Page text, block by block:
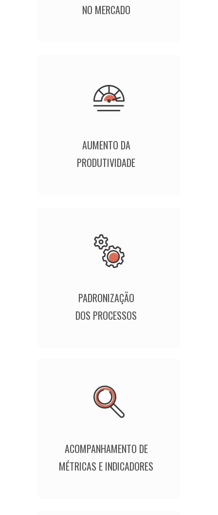
NO MERCADO
AUMENTO DA
PRODUTIVIDADE
PADRONIZAÇÃO
DOS PROCESSOS
ACOMPANHAMENTO DE
MÉTRICAS E INDICADORES